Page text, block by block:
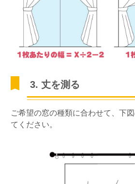
3. 丈を測る
ご希望の窓の種類に合わせて、下
てください。